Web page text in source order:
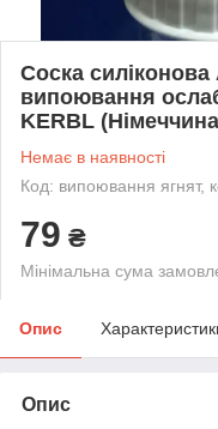
Соска
випоювання
KERBL
Немає в наявності
Код: випоювання ягнят,
79 ₴
Мінімальна сума
Опис
Опис